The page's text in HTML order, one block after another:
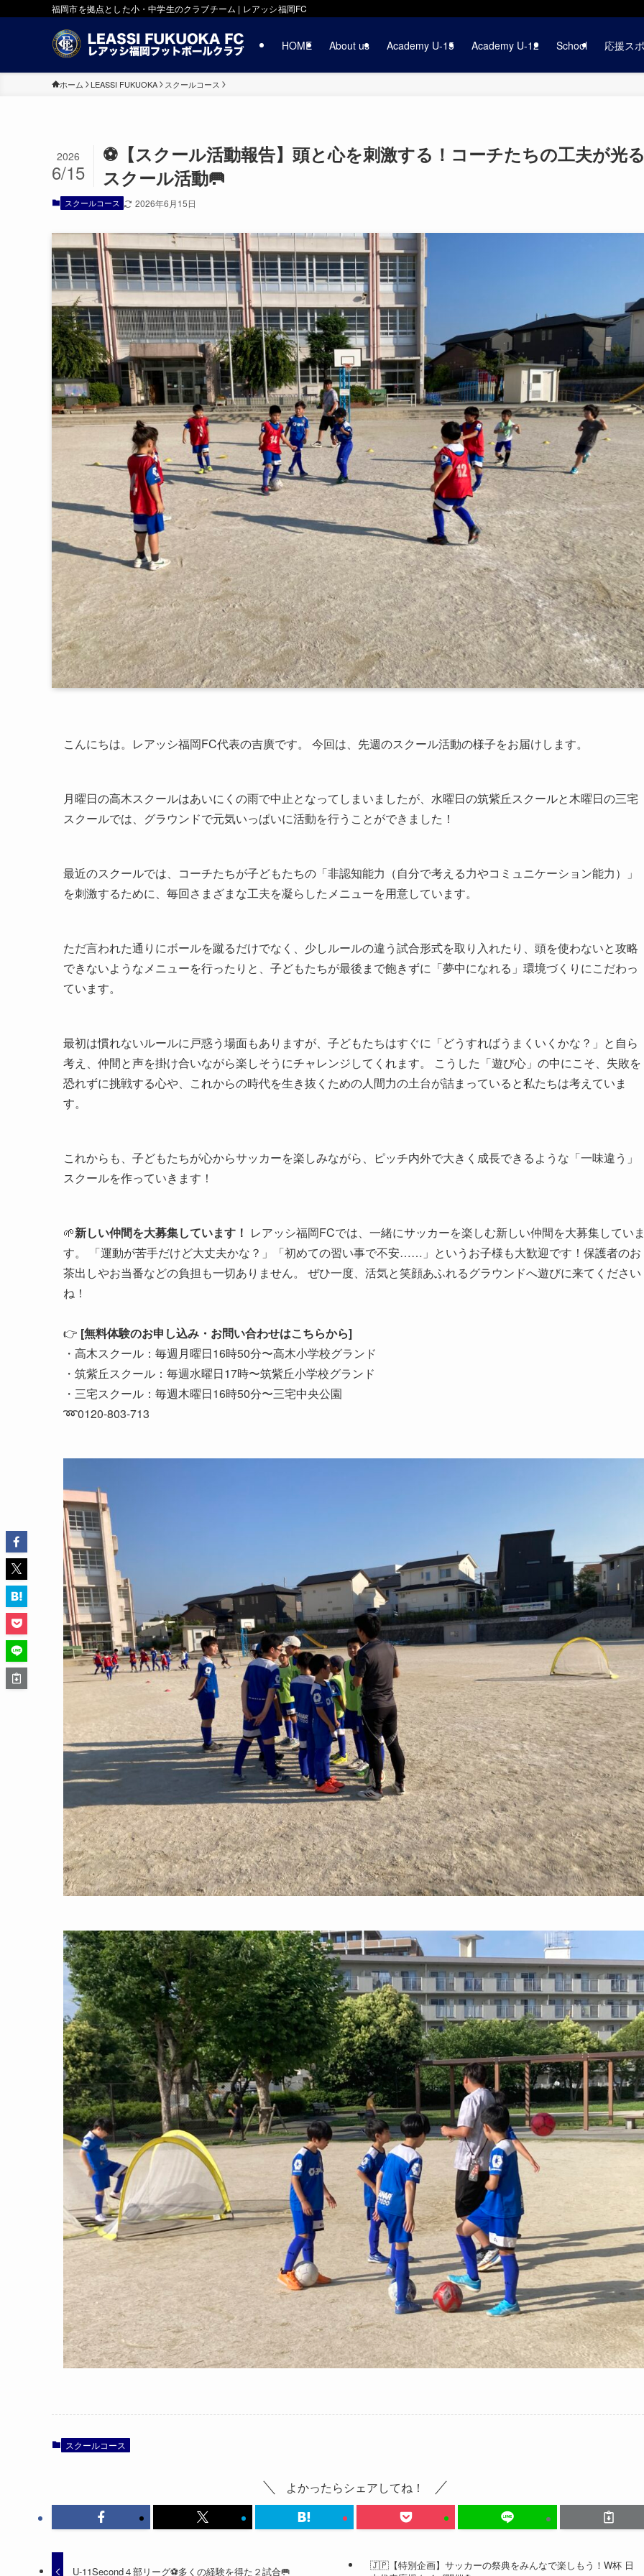
福岡市を拠点とした小・中学生のクラブチーム | レアッシ福岡FC
HOME About us Academy U-15 Academy U-12 School 応援ス
ホーム LEASSI FUKUOKA スクールコース
⚽️【スクール活動報告】頭と心を刺激する！コーチたちの工夫が光
スクール活動🥅
2026
6/15
スクールコース 2026年6月15日
こんにちは。レアッシ福岡FC代表の吉廣です。 今回は、先週のスクール活動の様子をお届けします。
月曜日の高木スクールはあいにくの雨で中止となってしまいましたが、水曜日の筑紫丘スクールと木曜日の三宅
スクールでは、グラウンドで元気いっぱいに活動を行うことができました！
最近のスクールでは、コーチたちが子どもたちの「非認知能力（自分で考える力やコミュニケーション能力）」
を刺激するために、毎回さまざまな工夫を凝らしたメニューを用意しています。
ただ言われた通りにボールを蹴るだけでなく、少しルールの違う試合形式を取り入れたり、頭を使わないと攻略
できないようなメニューを行ったりと、子どもたちが最後まで飽きずに「夢中になれる」環境づくりにこだわっ
ています。
最初は慣れないルールに戸惑う場面もありますが、子どもたちはすぐに「どうすればうまくいくかな？」と自ら
考え、仲間と声を掛け合いながら楽しそうにチャレンジしてくれます。 こうした「遊び心」の中にこそ、失敗を
恐れずに挑戦する心や、これからの時代を生き抜くための人間力の土台が詰まっていると私たちは考えていま
す。
これからも、子どもたちが心からサッカーを楽しみながら、ピッチ内外で大きく成長できるような「一味違う」
スクールを作っていきます！
🌱新しい仲間を大募集しています！ レアッシ福岡FCでは、一緒にサッカーを楽しむ新しい仲間を大募集してい
す。 「運動が苦手だけど大丈夫かな？」「初めての習い事で不安……」というお子様も大歓迎です！保護者のお
茶出しやお当番などの負担も一切ありません。 ぜひ一度、活気と笑顔あふれるグラウンドへ遊びに来てください
ね！
👉 [無料体験のお申し込み・お問い合わせはこちらから]
・高木スクール：毎週月曜日16時50分〜高木小学校グランド
・筑紫丘スクール：毎週水曜日17時〜筑紫丘小学校グランド
・三宅スクール：毎週木曜日16時50分〜三宅中央公園
➿0120-803-713
スクールコース
よかったらシェアしてね！
U-11Second４部リーグ⚽️多くの経験を得た２試合🥅
🇯🇵【特別企画】サッカーの祭典をみんなで楽しもう！W杯 日